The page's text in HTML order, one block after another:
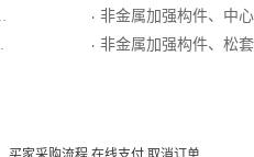
· 非金属加强构件、中心管填充式、非金属纤维增强
· 非金属加强构件、松套层绞填充式、聚乙烯护套、非金属加